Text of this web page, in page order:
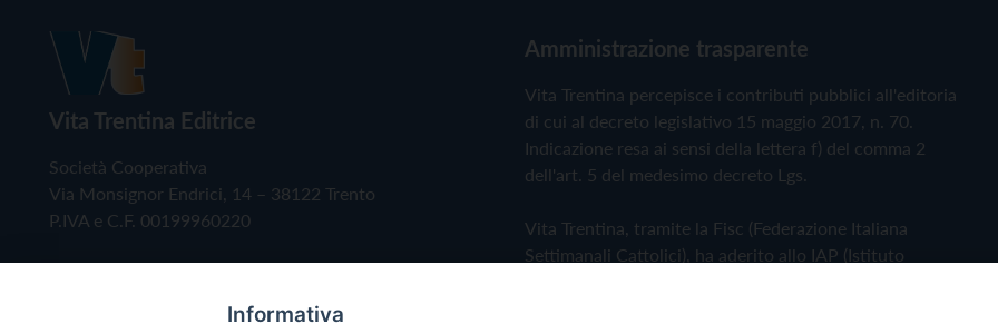
Vita Trentina Editrice
Società Cooperativa
Via Monsignor Endrici, 14 – 38122 Trento
P.IVA e C.F. 00199960220
Amministrazione trasparente
Vita Trentina percepisce i contributi pubblici all'editoria
di cui al decreto legislativo 15 maggio 2017, n. 70.
Indicazione resa ai sensi della lettera f) del comma 2
dell'art. 5 del medesimo decreto Lgs.
Vita Trentina, tramite la Fisc (Federazione Italiana
Settimanali Cattolici), ha aderito allo IAP (Istituto
Informativa